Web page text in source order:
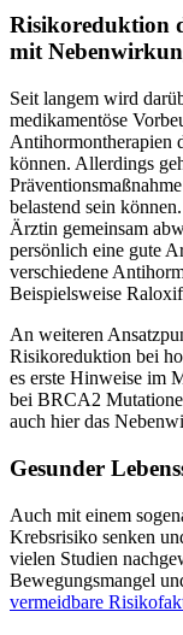
Risikoreduktion
mit
Seit langem wird
medikamentöse
Antihormontherapien
können. Allerdings
belastend sein
Ärztin gemeinsam
persönlich eine gute
verschiedene
Beispielsweise
An weiteren
Risikoreduktion bei
es erste Hinweise im
bei BRCA2
auch hier das
Gesunder
Auch mit einem
Krebsrisiko senken
vielen Studien
Bewegungsmangel
vermeidbare